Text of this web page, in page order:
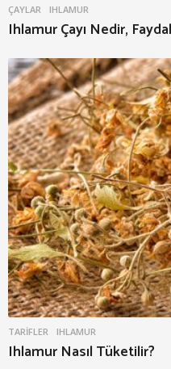
ÇAYLAR IHLAMUR
Ihlamur Çayı Nedir,
TARIFLER IHLAMUR
Ihlamur Nasıl Tüketilir?